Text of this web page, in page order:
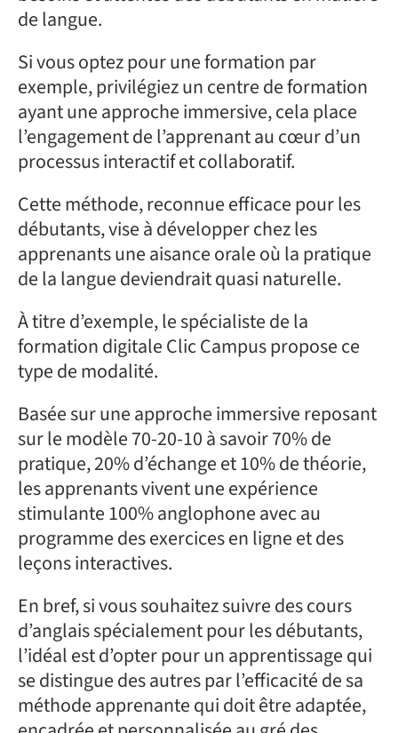
de langue.
Si vous optez pour une formation par
exemple, privilégiez un centre de formation
ayant une approche immersive, cela place
l’engagement de l’apprenant au cœur d’un
processus interactif et collaboratif.
Cette méthode, reconnue efficace pour les
débutants, vise à développer chez les
apprenants une aisance orale où la pratique
de la langue deviendrait quasi naturelle.
À titre d’exemple, le spécialiste de la
formation digitale Clic Campus propose ce
type de modalité.
Basée sur une approche immersive reposant
sur le modèle 70-20-10 à savoir 70% de
pratique, 20% d’échange et 10% de théorie,
les apprenants vivent une expérience
stimulante 100% anglophone avec au
programme des exercices en ligne et des
leçons interactives.
En bref, si vous souhaitez suivre des cours
d’anglais spécialement pour les débutants,
l’idéal est d’opter pour un apprentissage qui
se distingue des autres par l’efficacité de sa
méthode apprenante qui doit être adaptée,